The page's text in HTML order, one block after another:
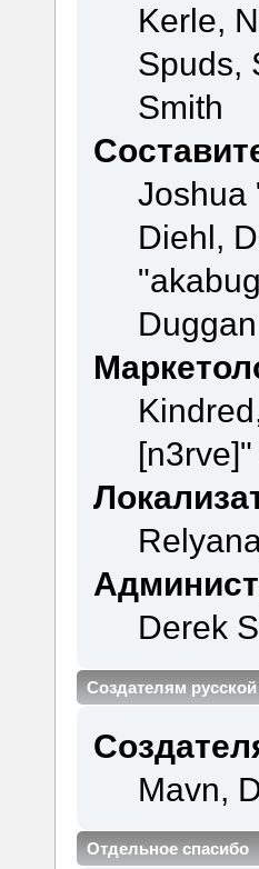
Kerle,
Spuds,
Smith
Joshua
Diehl,
Duggan
Derek
Создателям
Mavn,
Отдельное спасибо